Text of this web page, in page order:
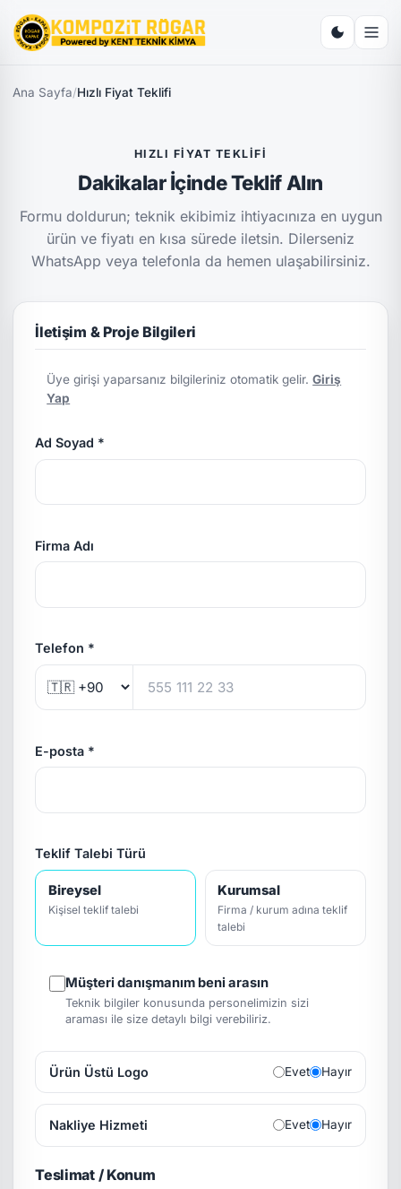
Ana Sayfa/Hızlı Fiyat Teklifi
HIZLI FIYAT TEKLIFI
Dakikalar İçinde Teklif Alın
Formu doldurun; teknik ekibimiz ihtiyacınıza en uygun
ürün ve fiyatı en kısa sürede iletsin. Dilerseniz
WhatsApp veya telefonla da hemen ulaşabilirsiniz.
İletişim & Proje Bilgileri
Üye girişi yaparsanız bilgileriniz otomatik gelir.Giriş
Yap
Ad Soyad *
Firma Adı
Telefon *
E-posta *
Teklif Talebi Türü
Bireysel
Kişisel teklif talebi
Kurumsal
Firma / kurum adına teklif
talebi
Müşteri danışmanım beni arasın
Teknik bilgiler konusunda personelimizin sizi
araması ile size detaylı bilgi verebiliriz.
Ürün Üstü Logo Evet Hayır
Nakliye Hizmeti Evet Hayır
Teslimat / Konum